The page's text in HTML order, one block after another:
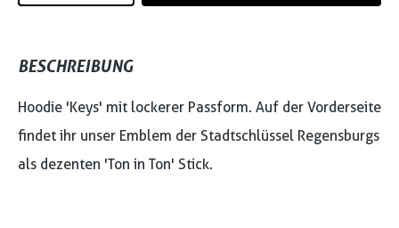
BESCHREIBUNG
Hoodie 'Keys' mit lockerer Passform. Auf der Vorderseite
findet ihr unser Emblem der Stadtschlüssel Regensburgs
als dezenten 'Ton in Ton' Stick.